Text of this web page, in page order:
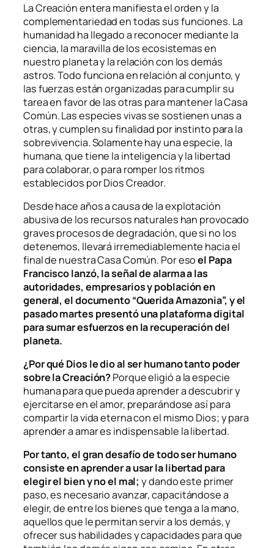
La Creación entera manifiesta el orden y la
complementariedad en todas sus funciones. La
humanidad ha llegado a reconocer mediante la
ciencia, la maravilla de los ecosistemas en
nuestro planeta y la relación con los demás
astros. Todo funciona en relación al conjunto, y
las fuerzas están organizadas para cumplir su
tarea en favor de las otras para mantener la Casa
Común. Las especies vivas se sostienen unas a
otras, y cumplen su finalidad por instinto para la
sobrevivencia. Solamente hay una especie, la
humana, que tiene la inteligencia y la libertad
para colaborar, o para romper los ritmos
establecidos por Dios Creador.
Desde hace años a causa de la explotación
abusiva de los recursos naturales han provocado
graves procesos de degradación, que si no los
detenemos, llevará irremediablemente hacia el
final de nuestra Casa Común. Por esoel Papa
Francisco lanzó, la señal de alarma a las
autoridades, empresarios y población en
general, el documento “Querida Amazonia”, y el
pasado martes presentó una plataforma digital
para sumar esfuerzos en la recuperación del
planeta.
¿Por qué Dios le dio al ser humano tanto poder
sobre la Creación?Porque eligió a la especie
humana para que pueda aprender a descubrir y
ejercitarse en el amor, preparándose así para
compartir la vida eterna con el mismo Dios; y para
aprender a amar es indispensable la libertad.
Por tanto, el gran desafío de todo ser humano
consiste en aprender a usar la libertad para
elegir el bien y no el mal; y dando este primer
paso, es necesario avanzar,capacitándose a
elegir, de entre los bienes que tenga a la mano,
aquellos que le permitan servir a los demás, y
ofrecer sus habilidades y capacidades para que